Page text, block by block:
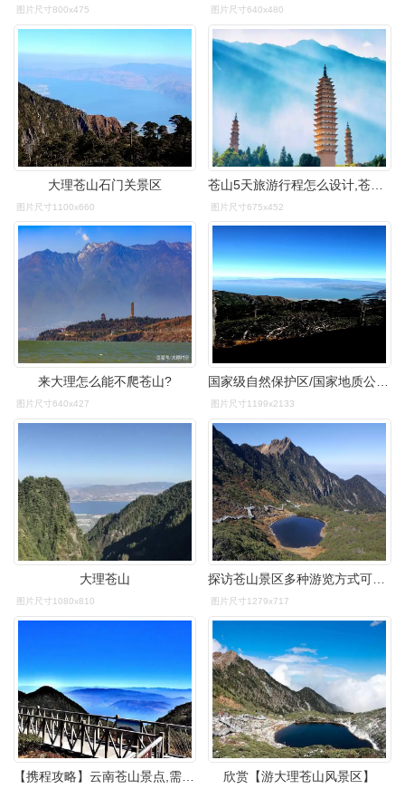
图片尺寸800x475 图片尺寸640x480
大理苍山石门关景区
图片尺寸1100x660 图片尺寸675x452
来大理怎么能不爬苍山?
图片尺寸640x427
国家级自然保护区/国家地质公园/云南大理苍山自然风景区
图片尺寸1199x2133
大理苍山
图片尺寸1080x810 图片尺寸1279x717
欣赏【游大理苍山风景区】